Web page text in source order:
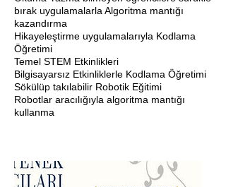
bırak uygulamalarla Algoritma mantığı
kazandırma
Hikayeleştirme uygulamalarıyla Kodlama
Öğretimi
Temel STEM Etkinlikleri
Bilgisayarsız Etkinliklerle Kodlama Öğretimi
Sökülüp takılabilir Robotik Eğitimi
Robotlar aracılığıyla algoritma mantığı
kullanma